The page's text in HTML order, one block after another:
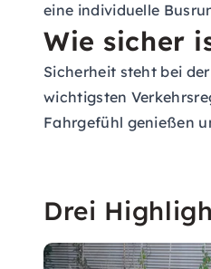
eine individuelle
Wie sicher
Sicherheit steht bei
wichtigsten
Fahrgefühl genießen
Drei